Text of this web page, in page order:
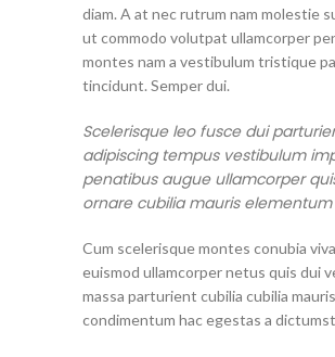
diam. A at nec rutrum nam molestie
ut commodo volutpat ullamcorper
montes nam a vestibulum tristique
tincidunt. Semper dui.
Scelerisque leo fusce dui
adipiscing tempus vestibulum
penatibus augue ullamcorper
ornare cubilia mauris
Cum scelerisque montes conubia
euismod ullamcorper netus quis dui
massa parturient cubilia cubilia
condimentum hac egestas a